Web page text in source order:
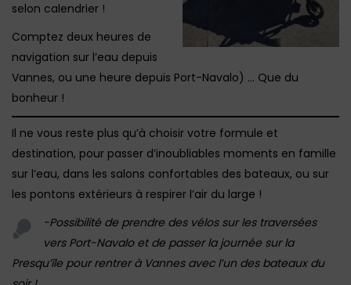
selon calendrier !
Comptez deux heures de
navigation sur l’eau depuis
Vannes, ou une heure depuis Port-Navalo) … Que du
bonheur !
Il ne vous reste plus qu’à choisir votre formule et
destination, pour passer d’inoubliables moments en famille
sur l’eau, dans les salons confortables des bateaux, ou sur
les pontons extérieurs à respirer l’air du large !
-Possibilité de prendre des vélos sur les traversées
vers Port-Navalo et de passer la journée sur la
Presqu’île pour rentrer à Vannes avec l’un des bateaux du